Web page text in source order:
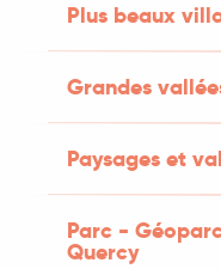
Plus beaux
Grandes
Paysages et
Parc -
Quercy